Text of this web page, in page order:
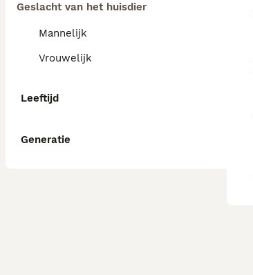
Geslacht van het huisdier
Mannelijk
Vrouwelijk
Leeftijd
Generatie